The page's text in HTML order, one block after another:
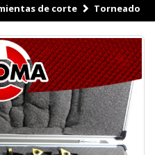
de corte Torneado